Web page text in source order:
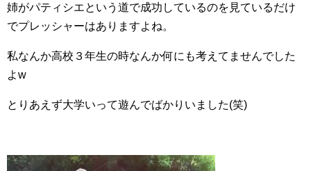
姉がパティシエという道で成功しているのを見ているだけ
でプレッシャーはありますよね。
私なんか高校３年生の時なんか何にも考えてませんでした
よw
とりあえず大学いって遊んでばかりいました(笑)